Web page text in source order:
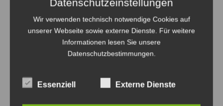
Nächster
Beitrag:
Amanita Design does it again
with "Machinarium"
Wir verwenden technisch notwendige Cookies auf
unserer Webseite sowie externe Dienste. Für weitere
Informationen lesen Sie unsere
Datenschutzbestimmungen
Essenziell Externe Dienste